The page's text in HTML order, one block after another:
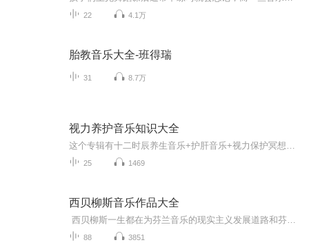
22 4.1万
胎教音乐大全-班得瑞
31 8.7万
视力养护音乐知识大全
25 1469
西贝柳斯音乐作品大全
88 3851